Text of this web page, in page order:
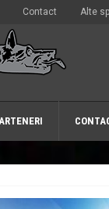
Contact Alte